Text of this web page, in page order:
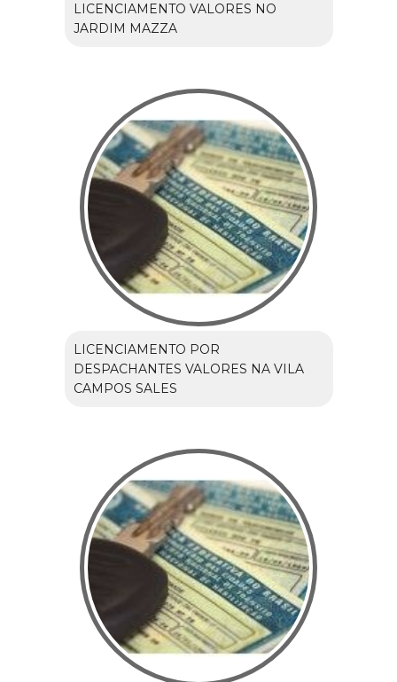
LICENCIAMENTO VALORES NO
JARDIM MAZZA
LICENCIAMENTO POR
DESPACHANTES VALORES NA VILA
CAMPOS SALES